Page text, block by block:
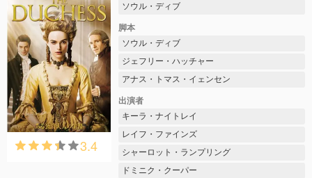
3.4
ソウル・ディブ
脚本
ソウル・ディブ
ジェフリー・ハッチャー
アナス・トマス・イェンセン
出演者
キーラ・ナイトレイ
レイフ・ファインズ
シャーロット・ランプリング
ドミニク・クーパー